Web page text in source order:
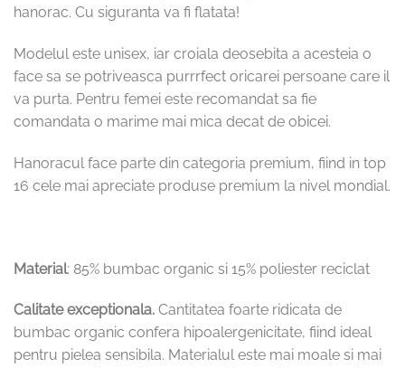
hanorac. Cu siguranta va fi flatata!
Modelul este unisex, iar croiala deosebita a acesteia o
face sa se potriveasca purrrfect oricarei persoane care il
va purta. Pentru femei este recomandat sa fie
comandata o marime mai mica decat de obicei.
Hanoracul face parte din categoria premium, fiind in top
16 cele mai apreciate produse premium la nivel mondial.
Material: 85% bumbac organic si 15% poliester reciclat
Calitate exceptionala. Cantitatea foarte ridicata de
bumbac organic confera hipoalergenicitate, fiind ideal
pentru pielea sensibila. Materialul este mai moale si mai